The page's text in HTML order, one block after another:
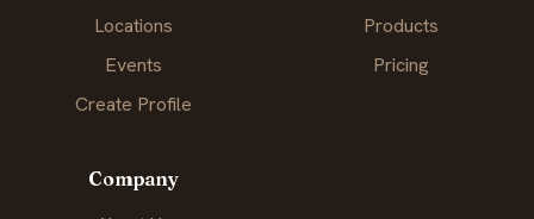
Locations
Events
Create Profile
Products
Pricing
Company